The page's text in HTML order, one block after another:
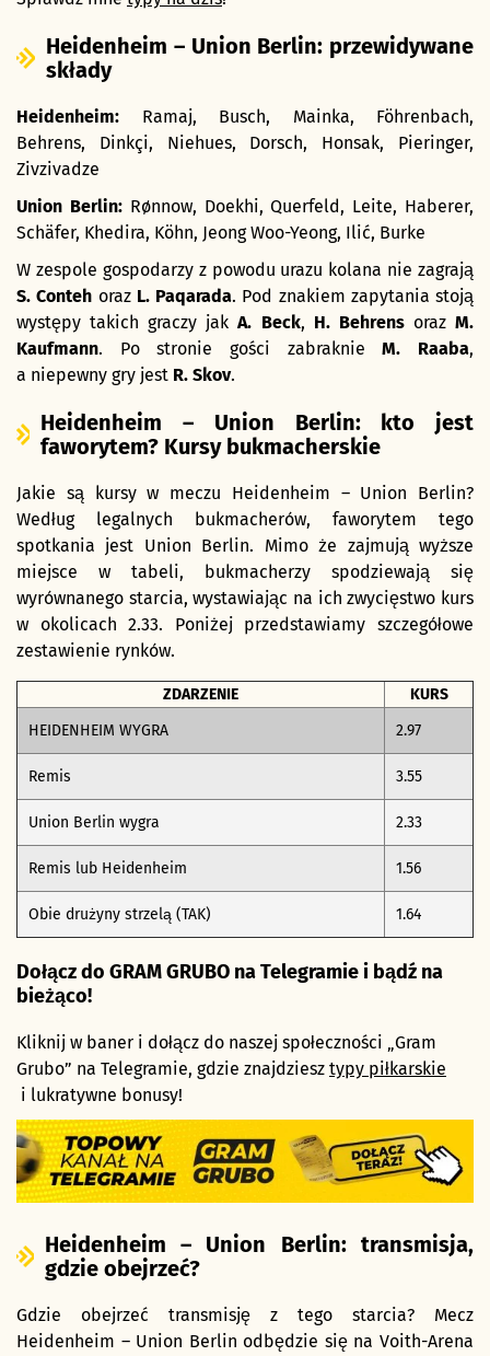
Heidenheim – Union Berlin: przewidywane
składy
Heidenheim: Ramaj, Busch, Mainka, Föhrenbach,
Behrens, Dinkçi, Niehues, Dorsch, Honsak, Pieringer,
Zivzivadze
Union Berlin:Rønnow, Doekhi, Querfeld, Leite, Haberer,
Schäfer, Khedira, Köhn, Jeong Woo-Yeong, Ilić, Burke
W zespole gospodarzy z powodu urazu kolana nie zagrają
S. Conteh oraz L. Paqarada. Pod znakiem zapytania stoją
występy takich graczy jakA. Beck, H. BehrensorazM.
Kaufmann. Po stronie gości zabraknieM. Raaba,
a niepewny gry jest R. Skov.
Heidenheim – Union Berlin: kto jest
faworytem? Kursy bukmacherskie
Jakie są kursy w meczu Heidenheim – Union Berlin?
Według legalnych bukmacherów, faworytem tego
spotkania jest Union Berlin. Mimo że zajmują wyższe
miejsce w tabeli, bukmacherzy spodziewają się
wyrównanego starcia, wystawiając na ich zwycięstwo kurs
w okolicach 2.33. Poniżej przedstawiamy szczegółowe
zestawienie rynków.
ZDARZENIE
KURS
HEIDENHEIM WYGRA
2.97
Remis 3.55
Union Berlin wygra 2.33
Remis lub Heidenheim 1.56
Obie drużyny strzelą (TAK) 1.64
Dołącz do GRAM GRUBO na Telegramie i bądź na
bieżąco!
Kliknij w baner i dołącz do naszej społeczności „Gram
Grubo” na Telegramie, gdzie znajdziesz typy piłkarskie
i lukratywne bonusy!
Heidenheim – Union Berlin: transmisja,
gdzie obejrzeć?
Gdzie obejrzeć transmisję z tego starcia? Mecz
Heidenheim – Union Berlin odbędzie się na Voith-Arena